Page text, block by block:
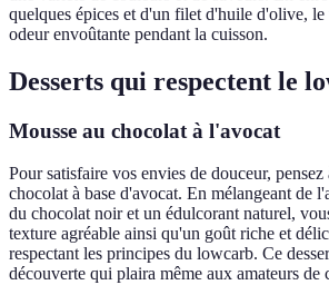
quelques épices et d'un filet d'huile d'olive, le
odeur envoûtante pendant la cuisson.
Desserts qui respectent le
Mousse au chocolat à l'avocat
Pour satisfaire vos envies de douceur, pensez
chocolat à base d'avocat. En mélangeant de
du chocolat noir et un édulcorant naturel,
texture agréable ainsi qu'un goût riche et
respectant les principes du lowcarb. Ce
découverte qui plaira même aux amateurs de